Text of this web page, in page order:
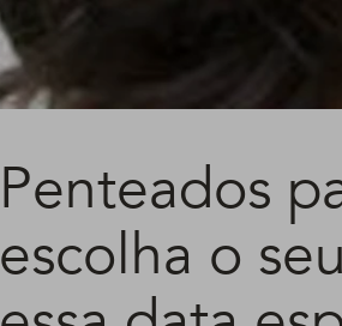
Penteados
escolha o